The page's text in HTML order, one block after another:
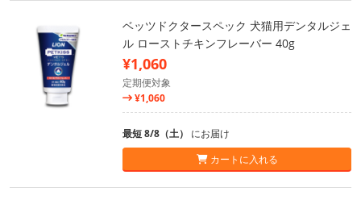
ベッツドクタースペック 犬猫用デンタルジェ
ル ローストチキンフレーバー 40g
¥1,060
定期便対象
¥1,060
最短 8/8（土） にお届け
カートに入れる